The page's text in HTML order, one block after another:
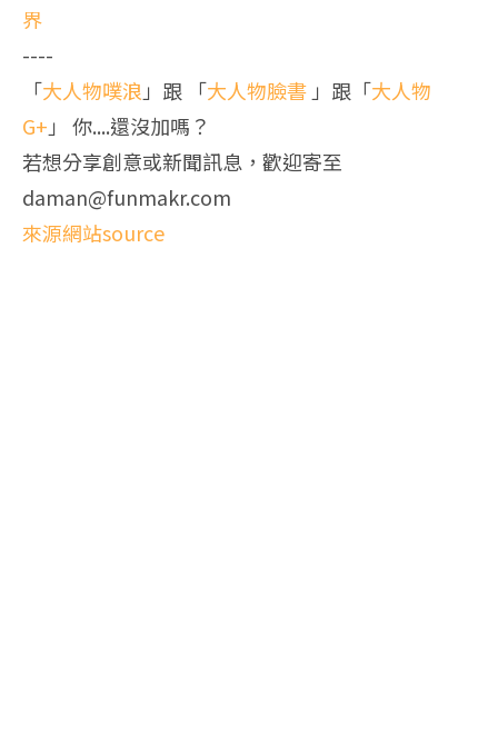
界
----
「大人物噗浪 」跟 「大人物臉書 」跟「大人物
G+ 」 你....還沒加嗎？
若想分享創意或新聞訊息，歡迎寄至
daman@funmakr.com
來源網站source